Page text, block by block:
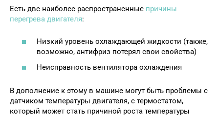
Есть две наиболее распространенные причины
перегрева двигателя:
Низкий уровень охлаждающей жидкости (также,
возможно, антифриз потерял свои свойства)
Неисправность вентилятора охлаждения
В дополнение к этому в машине могут быть проблемы с
датчиком температуры двигателя, с термостатом,
который может стать причиной роста температуры